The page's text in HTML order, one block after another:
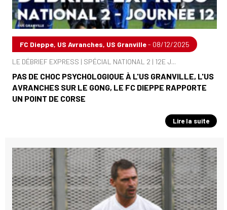
FC Dieppe, US Avranches, US Granville- 08/12/2025
LE DÉBRIEF EXPRESS | SPÉCIAL NATIONAL 2 | 12E J...
PAS DE CHOC PSYCHOLOGIQUE À L'US GRANVILLE, L'US
AVRANCHES SUR LE GONG, LE FC DIEPPE RAPPORTE
UN POINT DE CORSE
Lire la suite